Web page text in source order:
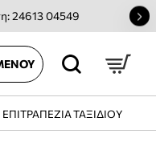
24613 04549
ΕΠΙΤΡΑΠΕΖΙΑ ΤΑΞΙΔΙΟΥ